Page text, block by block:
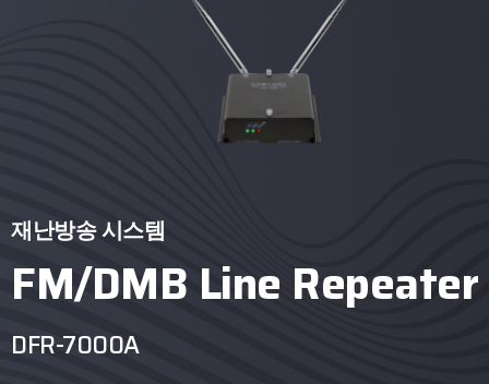
재난방송 시스템
FM/DMB Line Repeater
DFR-7000A